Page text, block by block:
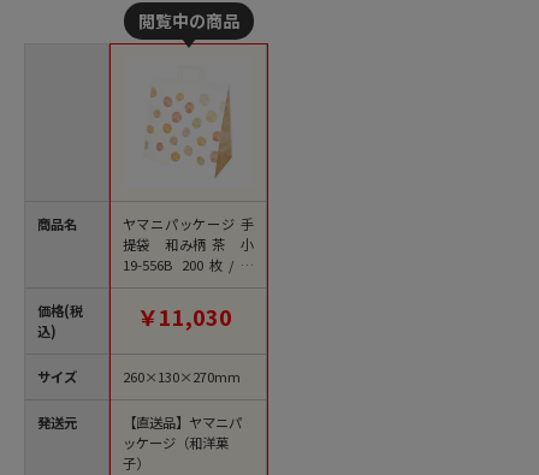
商品名
価格(税
込)
サイズ
発送元
ヤマニパッケージ 手
提袋 和み柄 茶 小
19-556B 200枚/束
（ご注文単位1束）
【直送品】
￥11,030
260×130×270mm
【直送品】ヤマニパ
ッケージ（和洋菓
子）